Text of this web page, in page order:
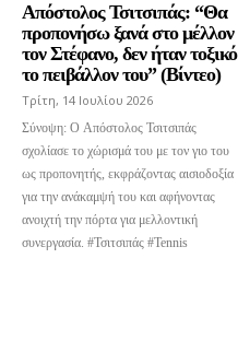
Aπόστολος Τσιτσιπάς: “Θα
προπονήσω ξανά στο μέλλον
τον Στέφανο, δεν ήταν τοξικό
το πειβάλλον του” (Βίντεο)
Τρίτη, 14 Ιουλίου 2026
Σύνοψη: Ο Απόστολος Τσιτσιπάς
σχολίασε το χώρισμά του με τον γιο του
ως προπονητής, εκφράζοντας αισιοδοξία
για την ανάκαμψή του και αφήνοντας
ανοιχτή την πόρτα για μελλοντική
συνεργασία. #Τσιτσιπάς #Tennis